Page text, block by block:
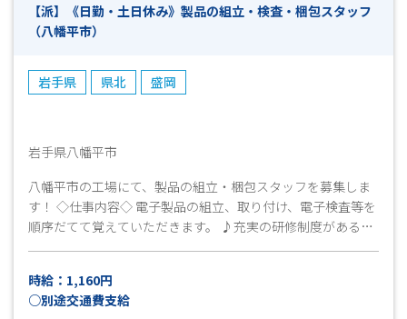
【派】《日勤・土日休み》製品の組立・検査・梱包スタッフ
（八幡平市）
岩手県 県北 盛岡
岩手県八幡平市
八幡平市の工場にて、製品の組立・梱包スタッフを募集しま
す！ ◇仕事内容◇ 電子製品の組立、取り付け、電子検査等を
順序だてて覚えていただきます。 ♪充実の研修制度があるの
時給：1,160円
○別途交通費支給